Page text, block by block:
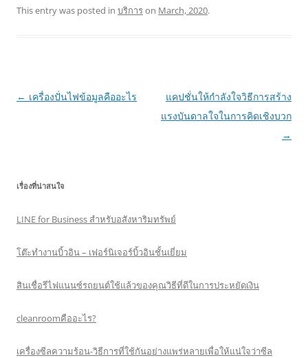
This entry was posted in บริการon March, 2020.
Post
← เครื่องปั่นไฟข้อมูลคืออะไร
แคปชั่นให้กำลังใจวิธีการสร้าง
แรงบันดาลใจในการคิดเชิงบวก
→
เรื่องที่น่าสนใจ
LINE for Business สำหรับอสังหาริมทรัพย์
โต๊ะทำงานบิ้วอิน – เฟอร์นิเจอร์บิ้วอินชั้นเยี่ยม
สินเชื่อรีไฟแนนซ์รถยนต์ใช้แล้วของคุณวิธีที่ดีในการประหยัดเงิน
cleanroomคืออะไร?
เครื่องซีลความร้อน-วิธีการที่ใช้กันอย่างแพร่หลายเพื่อให้แน่ใจว่าซีล